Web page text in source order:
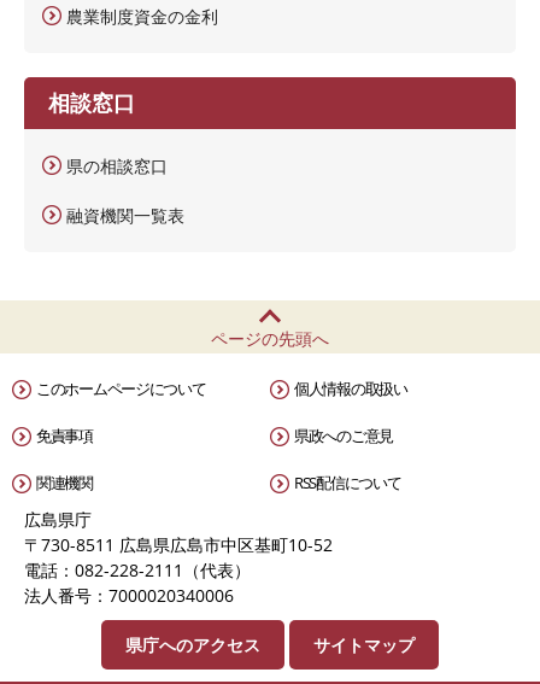
農業制度資金の金利
相談窓口
県の相談窓口
融資機関一覧表
ページの先頭へ
このホームページについて 個人情報の取扱い
免責事項 県政へのご意見
関連機関 RSS配信について
広島県庁
〒730-8511 広島県広島市中区基町10-52
電話：082-228-2111（代表）
法人番号：7000020340006
県庁へのアクセス サイトマップ